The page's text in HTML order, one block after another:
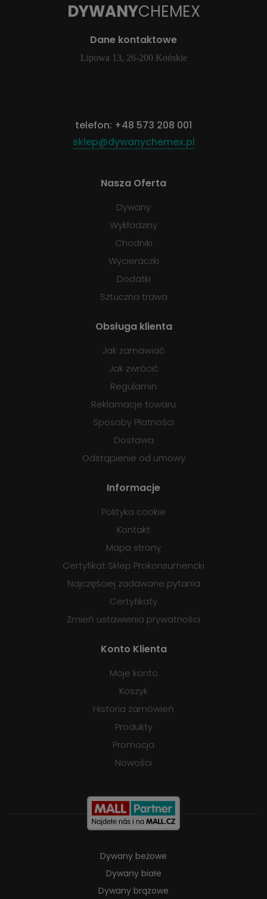
DYWANYCHEMEX
Dane kontaktowe
Lipowa 13, 26-200 Końskie
telefon: +48 573 208 001
sklep@dywanychemex.pl
Nasza Oferta
Dywany
Wykładziny
Chodniki
Wycieraczki
Dodatki
Sztuczna trawa
Obsługa klienta
Jak zamawiać
Jak zwrócić
Regulamin
Reklamacje towaru
Sposoby Płatności
Dostawa
Odstąpienie od umowy
Informacje
Polityka cookie
Kontakt
Mapa strony
Certyfikat Sklep Prokonsumencki
Najczęściej zadawane pytania
Certyfikaty
Zmień ustawienia prywatności
Konto Klienta
Moje konto
Koszyk
Historia zamówień
Produkty
Promocja
Nowości
Dywany beżowe
Dywany białe
Dywany brązowe